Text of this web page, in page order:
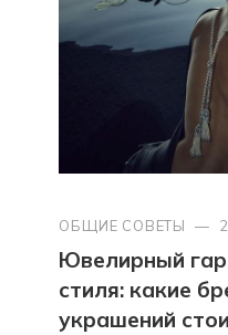
ОБЩИЕ СОВЕТЫ —
Ювелирный
стиля: какие
украшений